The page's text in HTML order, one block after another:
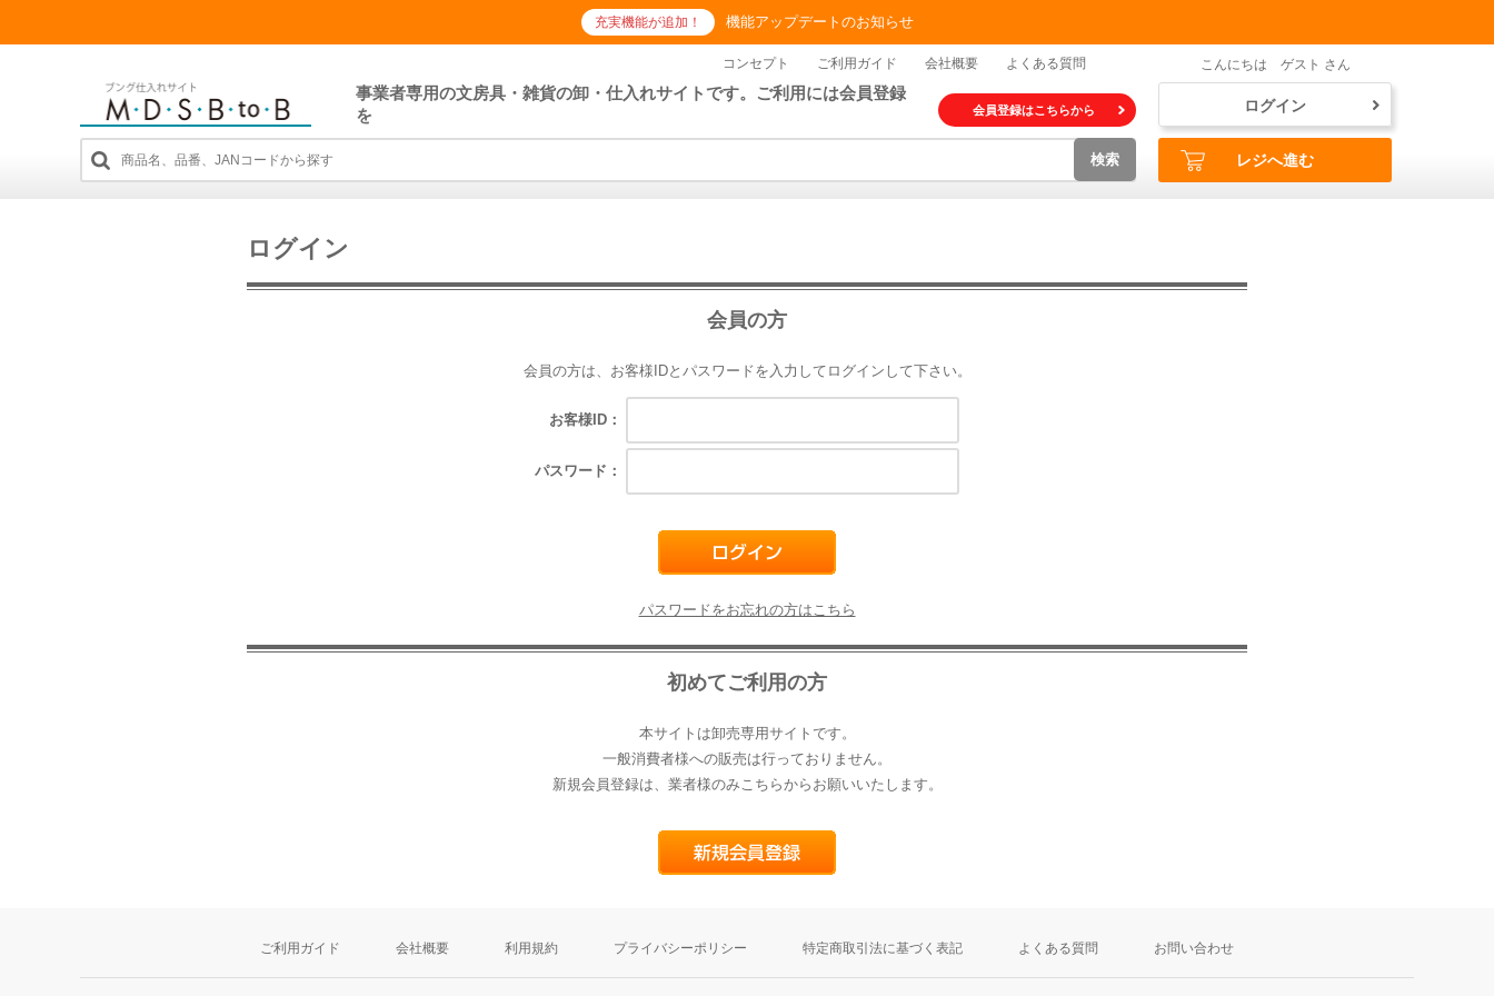
充実機能が追加！ 機能アップデートのお知らせ
コンセプト ご利用ガイド 会社概要 よくある質問
事業者専用の文房具・雑貨の卸・仕入れサイトです。ご利用には会員登録
を
会員登録はこちらから
検索
こんにちは ゲスト さん
ログイン
レジへ進む
ログイン
会員の方
会員の方は、お客様IDとパスワードを入力してログインして下さい。
お客様ID：
パスワード：
パスワードをお忘れの方はこちら
初めてご利用の方
本サイトは卸売専用サイトです。
一般消費者様への販売は行っておりません。
新規会員登録は、業者様のみこちらからお願いいたします。
ご利用ガイド 会社概要 利用規約 プライバシーポリシー 特定商取引法に基づく表記 よくある質問 お問い合わせ